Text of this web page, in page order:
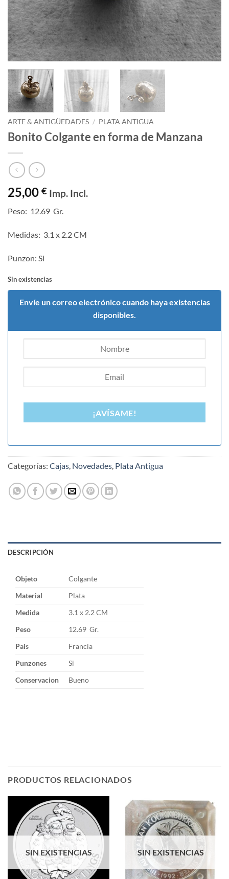
ARTE & ANTIGÜEDADES / PLATA ANTIGUA
Bonito Colgante en forma de Manzana
25,00 € Imp. Incl.
Peso: 12.69 Gr.
Medidas: 3.1 x 2.2 CM
Punzon: Si
Sin existencias
Envíe un correo electrónico cuando haya existencias
disponibles.
¡AVÍSAME!
Categorías: Cajas, Novedades, Plata Antigua
DESCRIPCIÓN
Objeto
Colgante
Material
Plata
Medida
3.1 x 2.2 CM
Peso
12.69 Gr.
Pais
Francia
Punzones
Si
Conservacion
Bueno
PRODUCTOS RELACIONADOS
SIN EXISTENCIAS SIN EXISTENCIAS